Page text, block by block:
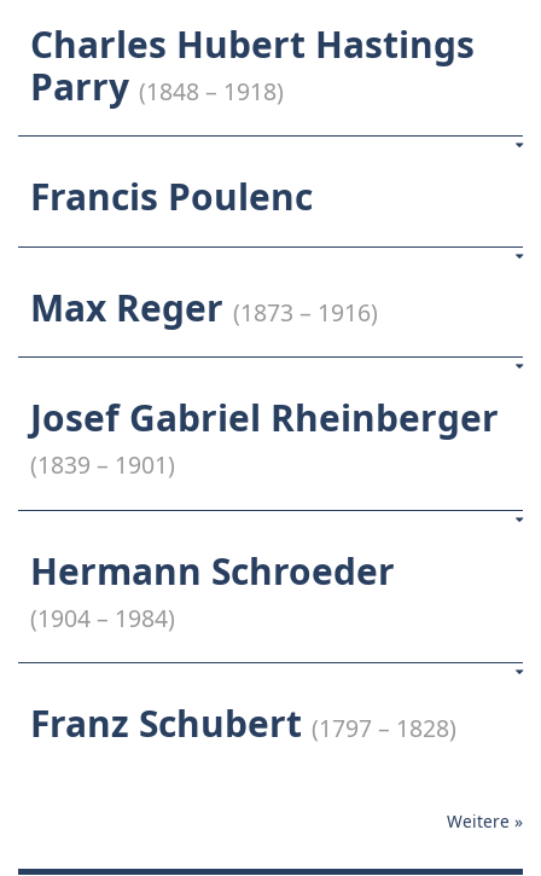
Charles Hubert Hastings
Parry (1848 – 1918)
Francis Poulenc
Max Reger (1873 – 1916)
Josef Gabriel Rheinberger
(1839 – 1901)
Hermann Schroeder
(1904 – 1984)
Franz Schubert (1797 – 1828)
Weitere »